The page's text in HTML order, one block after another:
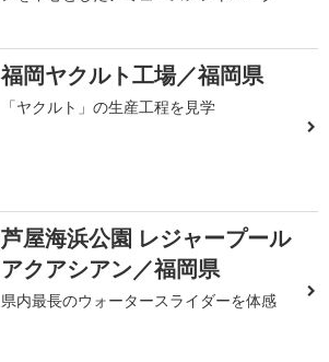
福岡ヤクルト工場／福岡県
「ヤクルト」の生産工程を見学
芦屋海浜公園 レジャープール
アクアシアン／福岡県
県内最長のウォータースライダーを体感